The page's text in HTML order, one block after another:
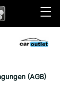
(AGB)